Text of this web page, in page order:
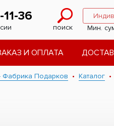
36
поиск
Мин.
И ОПЛАТА
Фабрика Подарков Каталог